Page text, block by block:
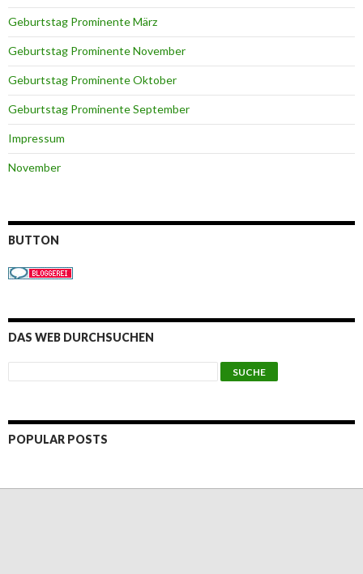
Geburtstag Prominente März
Geburtstag Prominente November
Geburtstag Prominente Oktober
Geburtstag Prominente September
Impressum
November
BUTTON
DAS WEB DURCHSUCHEN
POPULAR POSTS